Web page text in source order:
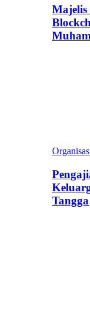
Majelis
Tangga